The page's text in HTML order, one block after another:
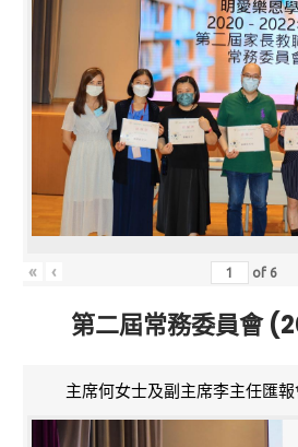
« ‹ of 6
第二屆常務委員會
主席何女士及副主席李主任匯